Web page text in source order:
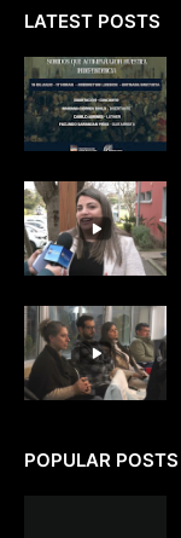
LATEST POSTS
POPULAR POSTS